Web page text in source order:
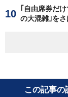
｢自由席券だ
の大混雑｣を
この記事の